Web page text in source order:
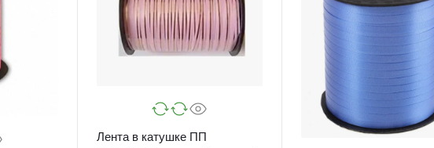
Лента в катушке ПП